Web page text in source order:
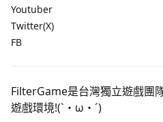
Youtuber
Twitter(X)
FB
FilterGame是台灣獨立遊戲團
遊戲環境!(`・ω・´)